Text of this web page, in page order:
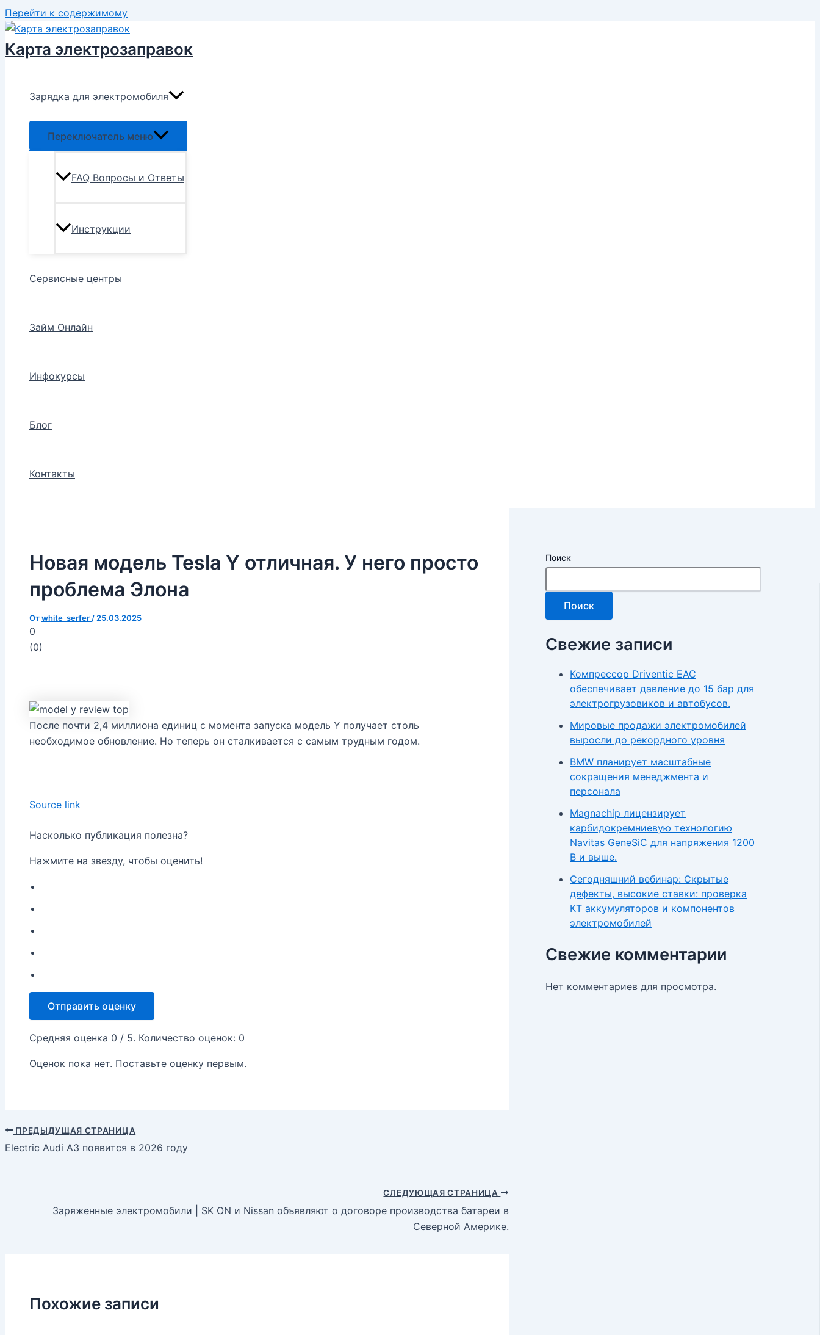
Перейти к содержимому
Карта электрозаправок
Зарядка для электромобиля
Переключатель меню
FAQ Вопросы и Ответы
Инструкции
Сервисные центры
Займ Онлайн
Инфокурсы
Блог
Контакты
Новая модель Tesla Y отличная. У него просто
проблема Элона
Отwhite_serfer / 25.03.2025
0
(0)
После почти 2,4 миллиона единиц с момента запуска модель Y получает столь
необходимое обновление. Но теперь он сталкивается с самым трудным годом.
Source link
Насколько публикация полезна?
Нажмите на звезду, чтобы оценить!
Отправить оценку
Средняя оценка 0 / 5. Количество оценок: 0
Оценок пока нет. Поставьте оценку первым.
ПРЕДЫДУЩАЯ СТРАНИЦА
Electric Audi A3 появится в 2026 году
СЛЕДУЮЩАЯ СТРАНИЦА
Заряженные электромобили | SK ON и Nissan объявляют о договоре производства батареи в
Северной Америке.
Похожие записи
Поиск
Поиск
Свежие записи
Компрессор Driventic EAC
обеспечивает давление до 15 бар для
электрогрузовиков и автобусов.
Мировые продажи электромобилей
выросли до рекордного уровня
BMW планирует масштабные
сокращения менеджмента и
персонала
Magnachip лицензирует
карбидокремниевую технологию
Navitas GeneSiC для напряжения 1200
В и выше.
Сегодняшний вебинар: Скрытые
дефекты, высокие ставки: проверка
КТ аккумуляторов и компонентов
электромобилей
Свежие комментарии
Нет комментариев для просмотра.